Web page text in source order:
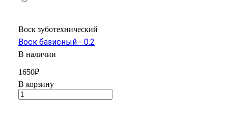
Воск зуботехнический
Воск базисный - 0.2
В наличии
1650₽
В корзину